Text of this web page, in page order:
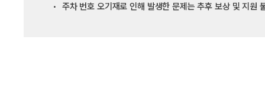
주차 번호 오기재로 인해 발생한 문제는 추후 보상 및 지원